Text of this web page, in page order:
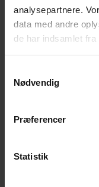
analysepartnere.
data med andre
de har indsamlet fra
Nødvendig
Præferencer
Statistik